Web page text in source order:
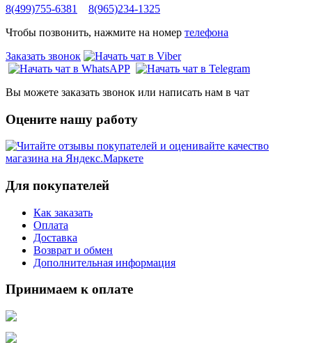
8(499)755-6381
8(965)234-1325
Чтобы позвонить, нажмите на номер телефона
Заказать звонок
Вы можете заказать звонок или написать нам в чат
Оцените нашу работу
Для покупателей
Как заказать
Оплата
Доставка
Возврат и обмен
Дополнительная информация
Принимаем к оплате